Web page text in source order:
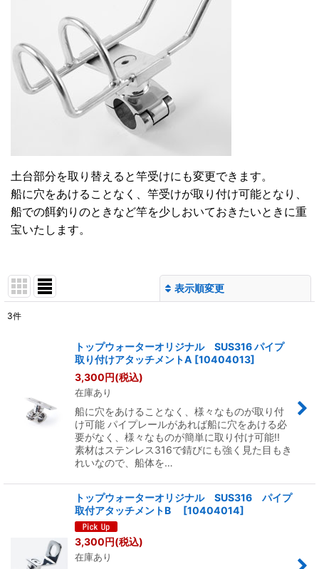
土台部分を取り替えると竿受けにも変更できます。
船に穴をあけることなく、竿受けが取り付け可能となり、
船での餌釣りのときなど竿を少しおいておきたいときに重
宝いたします。
表示順変更
絞り込む
3件
トップウォーターオリジナル SUS316 パイプ
取り付けアタッチメントA [10404013]
3,300円(税込)
在庫あり
船に穴をあけることなく、様々なものが取り付
け可能 パイプレールがあれば船に穴をあける必
要がなく、様々なものが簡単に取り付け可能!!
素材はステンレス316で錆びにも強く見た目もき
れいなので、船体を…
トップウォーターオリジナル SUS316 パイプ
取付アタッチメントB
[10404014]
3,300円(税込)
在庫あり